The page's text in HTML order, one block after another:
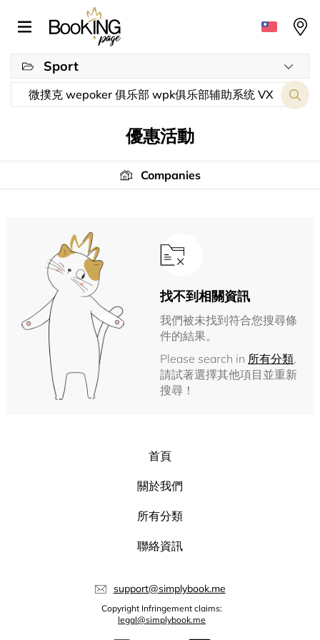
Sport
優惠活動
Companies
找不到相關資訊
我們被未找到符合您搜尋條
件的結果。
Please search in 所有分類,
請試著選擇其他項目並重新
搜尋！
首頁
關於我們
所有分類
聯絡資訊
support@simplybook.me
Copyright Infringement claims:
legal@simplybook.me